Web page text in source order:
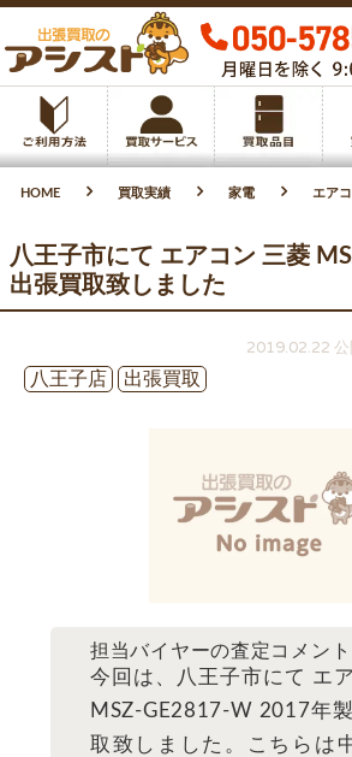
HOME 買取実績 家電 エア
八王子市にて エアコン 三菱
出張買取致しました
2019.02.22 公
八王子店
出張買取
担当バイヤーの査定コメント
今回は、八王子市にて エ
MSZ-GE2817-W 2017年
取致しました。こちらは